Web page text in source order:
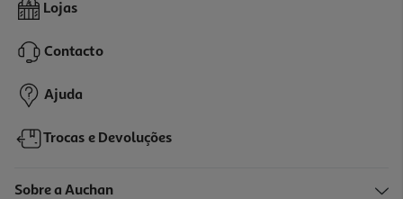
Lojas
Contacto
Ajuda
Trocas e Devoluções
Sobre a Auchan